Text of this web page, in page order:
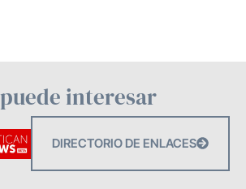
interesar
DIRECTORIO DE ENLACES